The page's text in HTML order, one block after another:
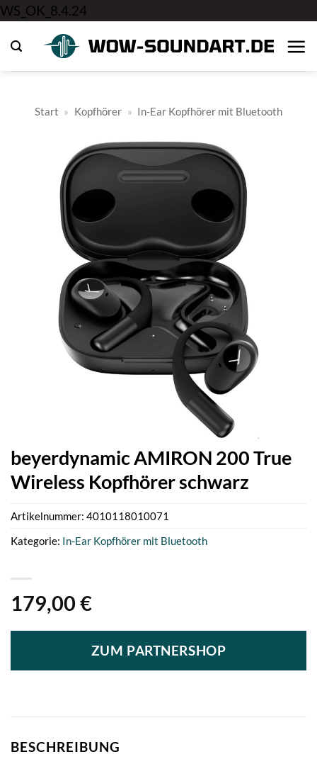
WS_OK_8.4.24
springen
Start » Kopfhörer » In-Ear Kopfhörer mit Bluetooth
beyerdynamic AMIRON 200 True
Wireless Kopfhörer schwarz
179,00 €
ZUM PARTNERSHOP
Artikelnummer: 4010118010071
Kategorie: In-Ear Kopfhörer mit Bluetooth
BESCHREIBUNG